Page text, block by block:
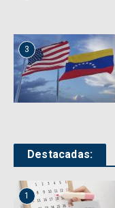
3
Destacadas:
1